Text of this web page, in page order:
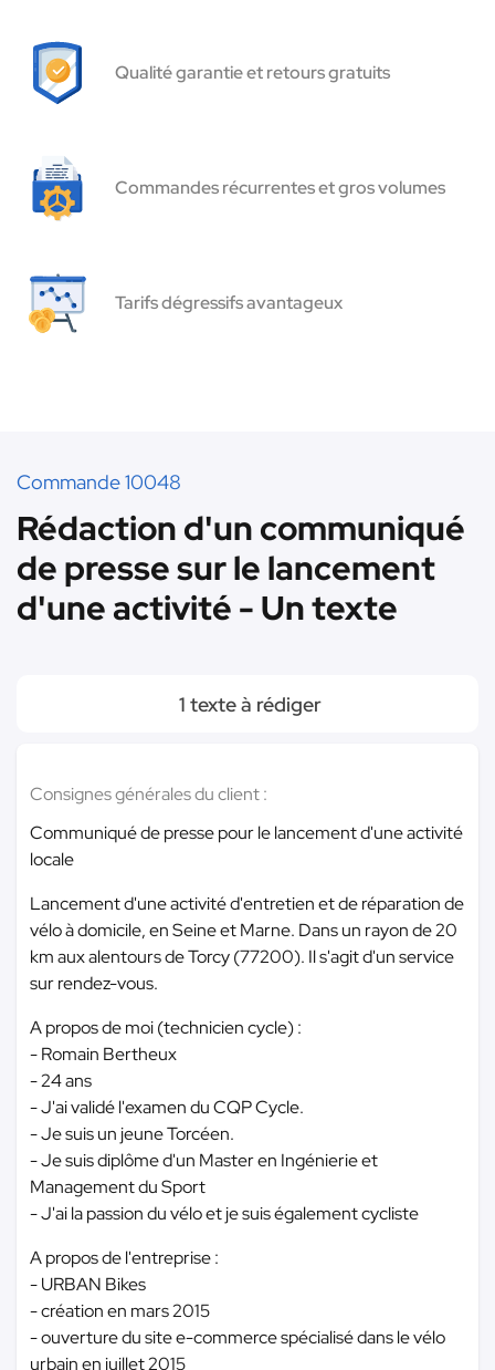
Qualité garantie et retours gratuits
Commandes récurrentes et gros volumes
Tarifs dégressifs avantageux
Commande 10048
Rédaction d'un communiqué
de presse sur le lancement
d'une activité - Un texte
1 texte à rédiger
Consignes générales du client :
Communiqué de presse pour le lancement d'une activité
locale
Lancement d'une activité d'entretien et de réparation de
vélo à domicile, en Seine et Marne. Dans un rayon de 20
km aux alentours de Torcy (77200). Il s'agit d'un service
sur rendez-vous.
A propos de moi (technicien cycle) :
- Romain Bertheux
- 24 ans
- J'ai validé l'examen du CQP Cycle.
- Je suis un jeune Torcéen.
- Je suis diplôme d'un Master en Ingénierie et
Management du Sport
- J'ai la passion du vélo et je suis également cycliste
A propos de l'entreprise :
- URBAN Bikes
- création en mars 2015
- ouverture du site e-commerce spécialisé dans le vélo
urbain en juillet 2015